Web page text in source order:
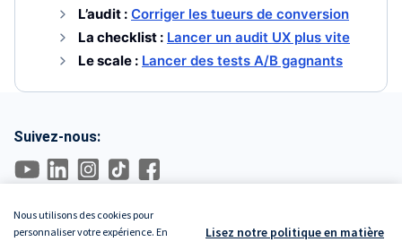
L’audit : Corriger les tueurs de conversion
La checklist : Lancer un audit UX plus vite
Le scale : Lancer des tests A/B gagnants
Suivez-nous:
Nous utilisons des cookies pour
personnaliser votre expérience. En
Lisez notre politique en matière